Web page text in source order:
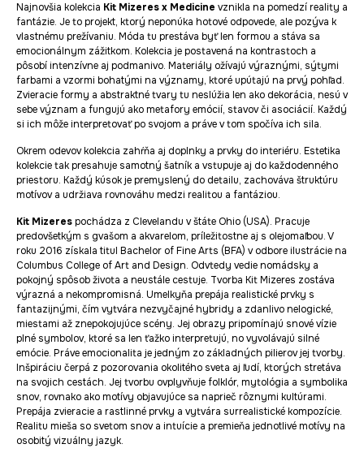
Najnovšia kolekcia Kit Mizeres x Medicine vznikla na pomedzí reality a
fantázie. Je to projekt, ktorý neponúka hotové odpovede, ale pozýva k
vlastnému prežívaniu. Móda tu prestáva byť len formou a stáva sa
emocionálnym zážitkom. Kolekcia je postavená na kontrastoch a
pôsobí intenzívne aj podmanivo. Materiály ožívajú výraznými, sýtymi
farbami a vzormi bohatými na významy, ktoré upútajú na prvý pohľad.
Zvieracie formy a abstraktné tvary tu neslúžia len ako dekorácia, nesú v
sebe význam a fungujú ako metafory emócií, stavov či asociácií. Každý
si ich môže interpretovať po svojom a práve v tom spočíva ich sila.
Okrem odevov kolekcia zahŕňa aj doplnky a prvky do interiéru. Estetika
kolekcie tak presahuje samotný šatník a vstupuje aj do každodenného
priestoru. Každý kúsok je premyslený do detailu, zachováva štruktúru
motívov a udržiava rovnováhu medzi realitou a fantáziou.
Kit Mizerespochádza z Clevelandu v štáte Ohio (USA). Pracuje
predovšetkým s gvašom a akvarelom, príležitostne aj s olejomaľbou. V
roku 2016 získala titul Bachelor of Fine Arts (BFA) v odbore ilustrácie na
Columbus College of Art and Design. Odvtedy vedie nomádsky a
pokojný spôsob života a neustále cestuje. Tvorba Kit Mizeres zostáva
výrazná a nekompromisná. Umelkyňa prepája realistické prvky s
fantazijnými, čím vytvára nezvyčajné hybridy a zdanlivo nelogické,
miestami až znepokojujúce scény. Jej obrazy pripomínajú snové vízie
plné symbolov, ktoré sa len ťažko interpretujú, no vyvolávajú silné
emócie. Práve emocionalita je jedným zo základných pilierov jej tvorby.
Inšpiráciu čerpá z pozorovania okolitého sveta aj ľudí, ktorých stretáva
na svojich cestách. Jej tvorbu ovplyvňuje folklór, mytológia a symbolika
snov, rovnako ako motívy objavujúce sa naprieč rôznymi kultúrami.
Prepája zvieracie a rastlinné prvky a vytvára surrealistické kompozície.
Realitu mieša so svetom snov a intuície a premieňa jednotlivé motívy na
osobitý vizuálny jazyk.